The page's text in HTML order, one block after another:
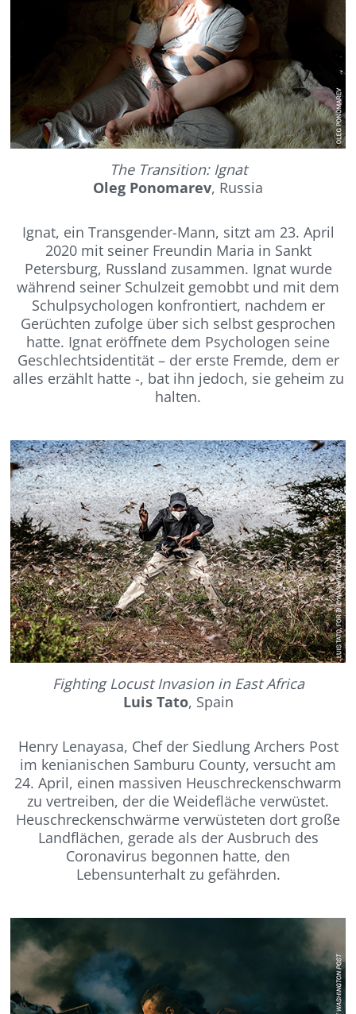
The Transition: Ignat
Oleg Ponomarev, Russia
Ignat, ein Transgender-Mann, sitzt am 23. April
2020 mit seiner Freundin Maria in Sankt
Petersburg, Russland zusammen. Ignat wurde
während seiner Schulzeit gemobbt und mit dem
Schulpsychologen konfrontiert, nachdem er
Gerüchten zufolge über sich selbst gesprochen
hatte. Ignat eröffnete dem Psychologen seine
Geschlechtsidentität – der erste Fremde, dem er
alles erzählt hatte -, bat ihn jedoch, sie geheim zu
halten.
Fighting Locust Invasion in East Africa
Luis Tato, Spain
Henry Lenayasa, Chef der Siedlung Archers Post
im kenianischen Samburu County, versucht am
24. April, einen massiven Heuschreckenschwarm
zu vertreiben, der die Weidefläche verwüstet.
Heuschreckenschwärme verwüsteten dort große
Landflächen, gerade als der Ausbruch des
Coronavirus begonnen hatte, den
Lebensunterhalt zu gefährden.